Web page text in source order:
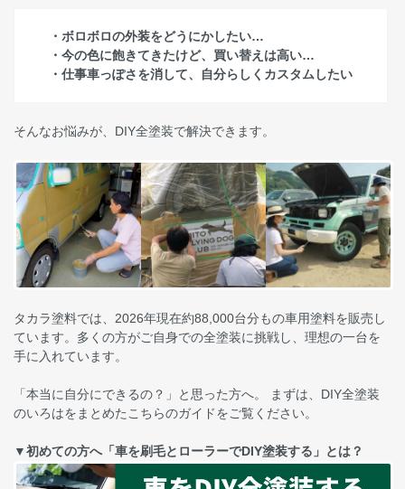
・ボロボロの外装をどうにかしたい…
・今の色に飽きてきたけど、買い替えは高い…
・仕事車っぽさを消して、自分らしくカスタムしたい
そんなお悩みが、DIY全塗装で解決できます。
タカラ塗料では、2026年現在約88,000台分もの車用塗料を販売し
ています。多くの方がご自身での全塗装に挑戦し、理想の一台を
手に入れています。
「本当に自分にできるの？」と思った方へ。 まずは、DIY全塗装
のいろはをまとめたこちらのガイドをご覧ください。
▼初めての方へ「車を刷毛とローラーでDIY塗装する」とは？